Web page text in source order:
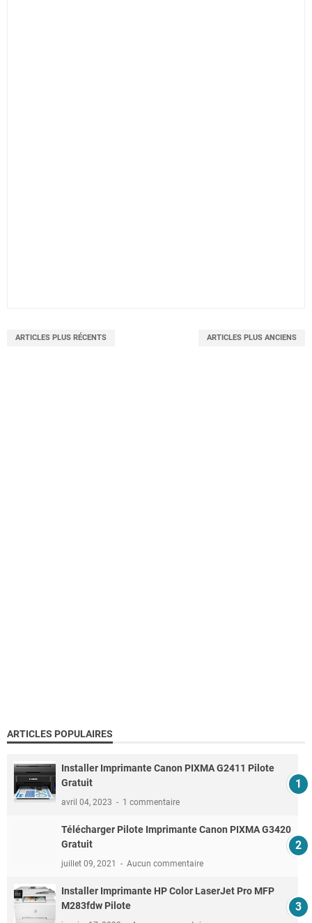
ARTICLES PLUS RÉCENTS ARTICLES PLUS ANCIENS
ARTICLES POPULAIRES
Installer Imprimante Canon PIXMA G2411 Pilote
Gratuit
avril 04, 2023 1 commentaire
Télécharger Pilote Imprimante Canon PIXMA G3420
Gratuit
juillet 09, 2021 Aucun commentaire
Installer Imprimante HP Color LaserJet Pro MFP
M283fdw Pilote